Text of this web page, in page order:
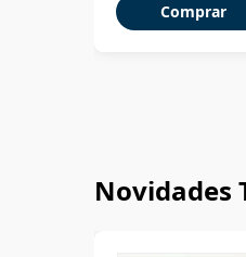
Comprar
Novidades